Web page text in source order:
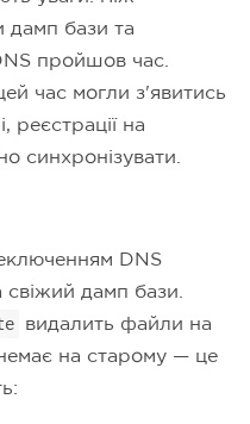
дамп бази та
пройшов час.
час могли з'явитись
реєстрації на
синхронізувати.
DNS
дамп бази.
видалить файли на
на старому — це